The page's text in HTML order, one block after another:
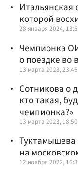
Итальянская
которой
28 января 2024,
Чемпионка
о поездке во
13 марта 2023, 23:46
Сотникова о
кто такая,
чемпионка?»
13 марта 2023, 18:50
на
12 ноября 2022,